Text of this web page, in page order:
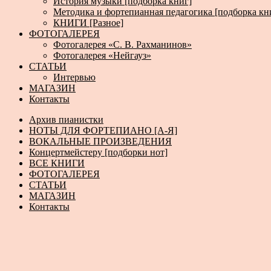
Методика и фортепианная педагогика [подборка
КНИГИ [Разное]
ФОТОГАЛЕРЕЯ
Фотогалерея «С. В. Рахманинов»
Фотогалерея «Нейгауз»
СТАТЬИ
Интервью
МАГАЗИН
Контакты
Архив пианистки
НОТЫ ДЛЯ ФОРТЕПИАНО [А-Я]
ВОКАЛЬНЫЕ ПРОИЗВЕДЕНИЯ
Концертмейстеру [подборки нот]
ВСЕ КНИГИ
ФОТОГАЛЕРЕЯ
СТАТЬИ
МАГАЗИН
Контакты